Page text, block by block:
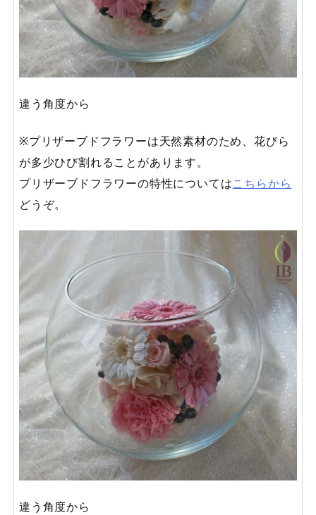
違う角度から
※プリザーブドフラワーは天然素材のため、花びら
が多少ひび割れることがあります。
プリザーブドフラワーの特性についてはこちらから
どうぞ。
違う角度から